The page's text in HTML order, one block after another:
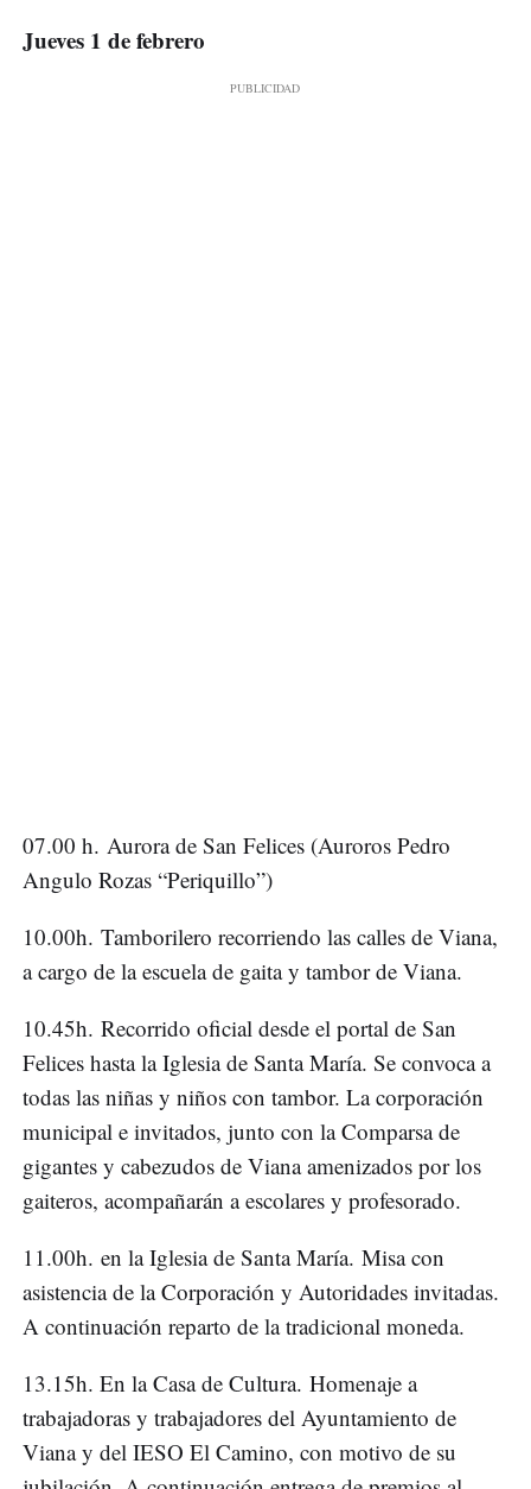
Jueves 1 de febrero
07.00 h. Aurora de San Felices (Auroros Pedro
Angulo Rozas “Periquillo”)
10.00h. Tamborilero recorriendo las calles de Viana,
a cargo de la escuela de gaita y tambor de Viana.
10.45h. Recorrido oficial desde el portal de San
Felices hasta la Iglesia de Santa María. Se convoca a
todas las niñas y niños con tambor. La corporación
municipal e invitados, junto con la Comparsa de
gigantes y cabezudos de Viana amenizados por los
gaiteros, acompañarán a escolares y profesorado.
11.00h. en la Iglesia de Santa María. Misa con
asistencia de la Corporación y Autoridades invitadas.
A continuación reparto de la tradicional moneda.
13.15h. En la Casa de Cultura. Homenaje a
trabajadoras y trabajadores del Ayuntamiento de
Viana y del IESO El Camino, con motivo de su